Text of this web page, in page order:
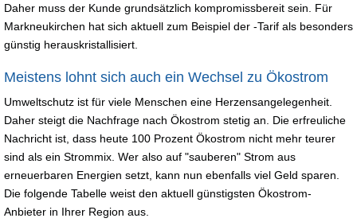
Daher muss der Kunde grundsätzlich kompromissbereit sein. Für
Markneukirchen hat sich aktuell zum Beispiel der -Tarif als besonders
günstig herauskristallisiert.
Meistens lohnt sich auch ein Wechsel zu Ökostrom
Umweltschutz ist für viele Menschen eine Herzensangelegenheit.
Daher steigt die Nachfrage nach Ökostrom stetig an. Die erfreuliche
Nachricht ist, dass heute 100 Prozent Ökostrom nicht mehr teurer
sind als ein Strommix. Wer also auf "sauberen" Strom aus
erneuerbaren Energien setzt, kann nun ebenfalls viel Geld sparen.
Die folgende Tabelle weist den aktuell günstigsten Ökostrom-
Anbieter in Ihrer Region aus.